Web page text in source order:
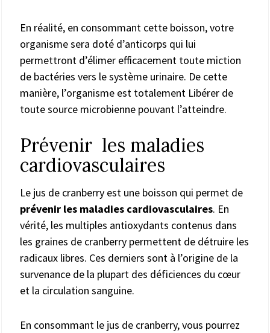
En réalité, en consommant cette boisson, votre
organisme sera doté d’anticorps qui lui
permettront d’élimer efficacement toute miction
de bactéries vers le système urinaire. De cette
manière, l’organisme est totalement Libérer de
toute source microbienne pouvant l’atteindre.
Prévenir les maladies
cardiovasculaires
Le jus de cranberry est une boisson qui permet de
prévenir les maladies cardiovasculaires. En
vérité, les multiples antioxydants contenus dans
les graines de cranberry permettent de détruire les
radicaux libres. Ces derniers sont à l’origine de la
survenance de la plupart des déficiences du cœur
et la circulation sanguine.
En consommant le jus de cranberry, vous pourrez